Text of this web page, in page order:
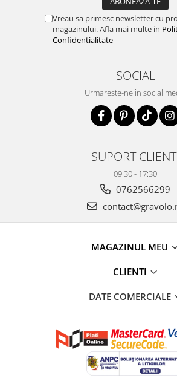
Vreau sa primesc newsletter cu
magazinului. Afla mai multe in
Confidentialitate
SOCIAL
Urmareste-ne in social
SUPORT
09:30 - 17:30
0762566299
MAGAZINUL MEU
CLIENTI
DATE COMERCIALE